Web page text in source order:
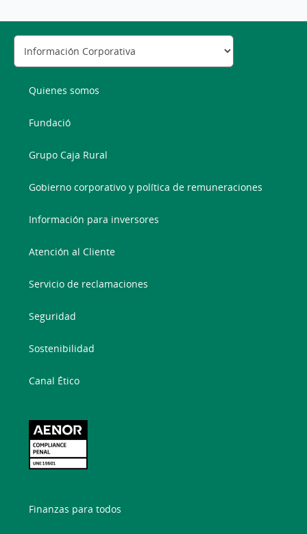
Quienes somos
Fundació
Grupo Caja Rural
Gobierno corporativo y política de remuneraciones
Información para inversores
Atención al Cliente
Servicio de reclamaciones
Seguridad
Sostenibilidad
Canal Ético
Finanzas para todos